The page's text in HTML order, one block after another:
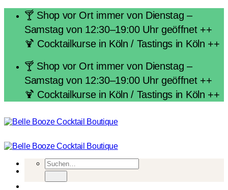
springen
🍸 Shop vor Ort immer von Dienstag –
Samstag von 12:30–19:00 Uhr geöffnet ++
🍹 Cocktailkurse in Köln / Tastings in Köln ++
🍸 Shop vor Ort immer von Dienstag –
Samstag von 12:30–19:00 Uhr geöffnet ++
🍹 Cocktailkurse in Köln / Tastings in Köln ++
Suchen
nach: